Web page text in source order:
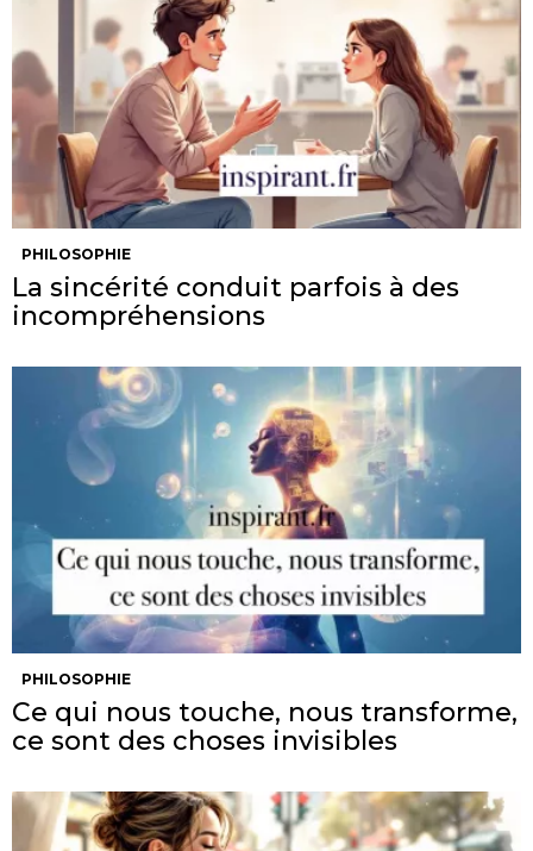
PHILOSOPHIE
La sincérité conduit parfois à des
incompréhensions
PHILOSOPHIE
Ce qui nous touche, nous transforme,
ce sont des choses invisibles